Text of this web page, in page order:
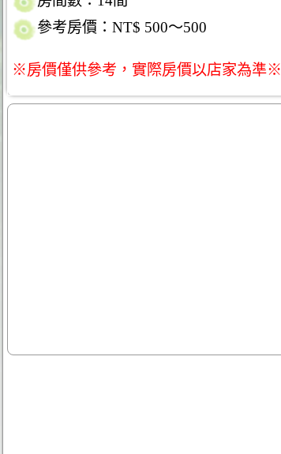
參考房價：NT$ 500～500
※房價僅供參考，實際房價以店家為準※